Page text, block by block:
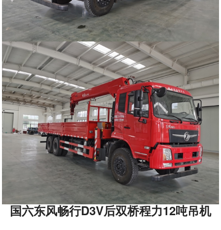
国六东风畅行D3V后双桥程力12吨吊机